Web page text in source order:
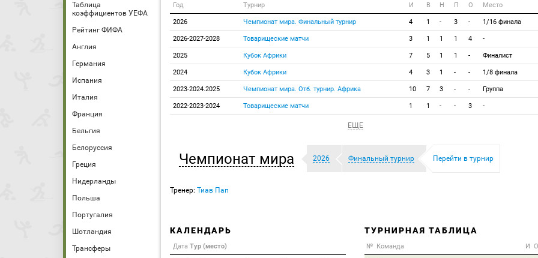
Таблица
коэффициентов УЕФА
Рейтинг ФИФА
Англия
Германия
Испания
Италия
Франция
Бельгия
Белоруссия
Греция
Нидерланды
Польша
Португалия
Шотландия
Трансферы
Год Турнир И В Н П О Место
2026 Чемпионат мира. Финальный турнир 4 1 - 3 - 1/16 финала
2026-2027-2028 Товарищеские матчи 3 1 1 1 4 -
2025 Кубок Африки 7 5 1 1 - Финалист
2024 Кубок Африки 4 3 1 - - 1/8 финала
2023-2024.2025 Чемпионат мира. Отб. турнир. Африка 10 7 3 - - Группа
2022-2023-2024 Товарищеские матчи 1 1 - - 3 -
ЕЩЕ
Чемпионат мира 2026 Финальный турнир Перейти в турнир
Тренер: Тиав Пап
КАЛЕНДАРЬ
Дата Тур (место)
ТУРНИРНАЯ ТАБЛИЦА
№ Команда И О